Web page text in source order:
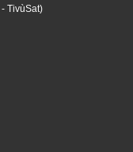
- TivùSat)